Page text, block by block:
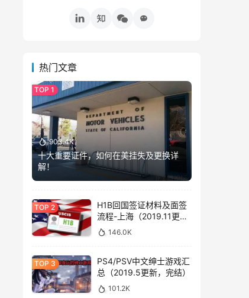
热门文章
903.4K
十大重要证件，如何在美挂失及更换详
解！
H1B回国签证材料及面签
流程-上海（2019.11更
新）146.0K
PS4/PSV中文绅士游戏汇
总（2019.5更新，完结）
101.2K